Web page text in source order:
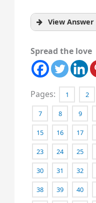
View Answer
Spread the love
Pages: 1 2
7 8 9
15 16 17
23 24 25
30 31 32
38 39 40